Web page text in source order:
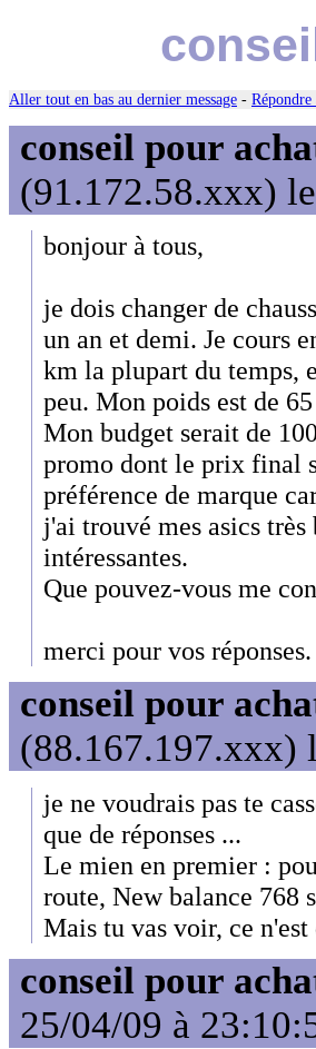
Aller tout en bas au dernier message - Répondre
conseil pour
(91.172.58.xxx)
bonjour à tous,
je dois changer de
un an et demi. Je cours
km la plupart du temps,
peu. Mon poids est de
Mon budget serait de
promo dont le prix final
préférence de marque
j'ai trouvé mes asics
intéressantes.
Que pouvez-vous me
merci pour vos réponses.
conseil pour
(88.167.197.xxx)
je ne voudrais pas te
que de réponses ...
Le mien en premier :
route, New balance 768
Mais tu vas voir, ce
conseil pour
25/04/09 à